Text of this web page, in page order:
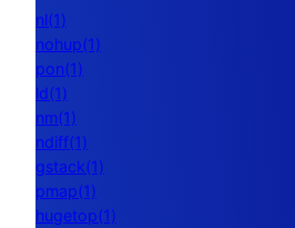
nl(1)
nohup(1)
pon(1)
ld(1)
nm(1)
ndiff(1)
gstack(1)
pmap(1)
hugetop(1)